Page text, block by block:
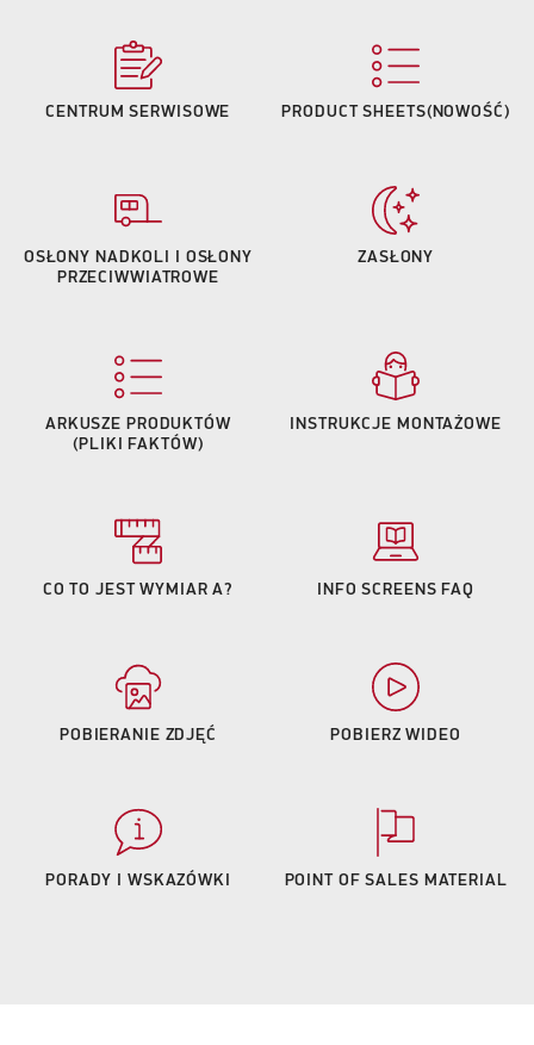
CENTRUM SERWISOWE PRODUCT SHEETS(NOWOŚĆ)
OSŁONY NADKOLI I OSŁONY
PRZECIWWIATROWE
ZASŁONY
ARKUSZE PRODUKTÓW
(PLIKI FAKTÓW)
INSTRUKCJE MONTAŻOWE
CO TO JEST WYMIAR A? INFO SCREENS FAQ
POBIERANIE ZDJĘĆ POBIERZ WIDEO
PORADY I WSKAZÓWKI POINT OF SALES MATERIAL